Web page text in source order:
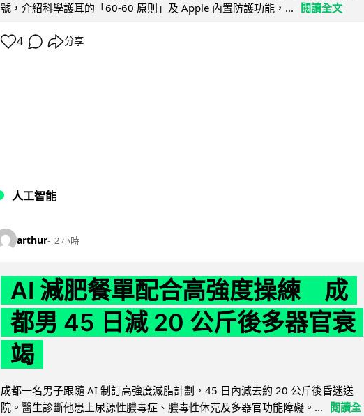
號，介紹科學護耳的「60-60 原則」及 Apple 內置防護功能，...
閱讀全文
4 分享
人工智能
arthur 2 小時
AI 減肥餐單配合高強度操練 成
都男 45 日減 20 公斤後多器官衰
竭
成都一名男子跟隨 AI 制訂高強度減脂計劃，45 日內減去約 20 公斤後昏迷送
院。醫生診斷他患上尿源性膿毒症、膿毒性休克及多器官功能障礙。...
閱讀全